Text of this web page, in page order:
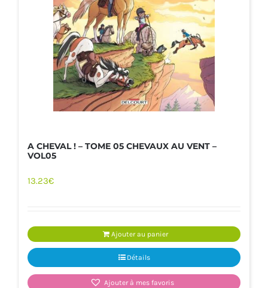
A CHEVAL ! – TOME 05 CHEVAUX AU VENT –
VOL05
13.23€
Ajouter au panier
Détails
Ajouter à mes favoris